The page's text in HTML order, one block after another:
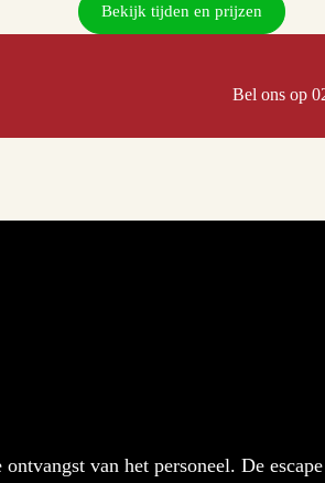
Bekijk tijden en prijzen
Bel ons op
van het personeel. De